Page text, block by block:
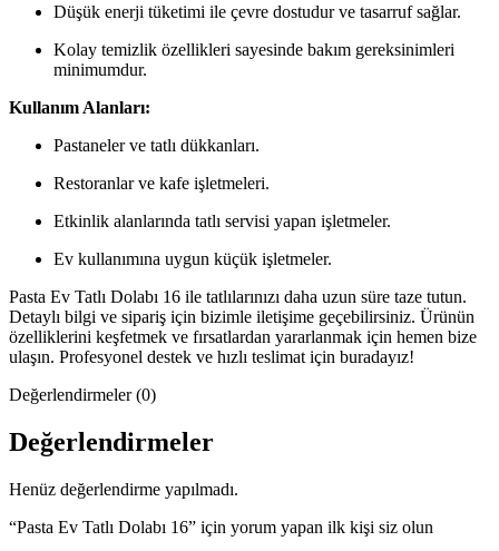
Düşük enerji tüketimi ile çevre dostudur ve tasarruf sağlar.
Kolay temizlik özellikleri sayesinde bakım gereksinimleri
minimumdur.
Kullanım Alanları:
Pastaneler ve tatlı dükkanları.
Restoranlar ve kafe işletmeleri.
Etkinlik alanlarında tatlı servisi yapan işletmeler.
Ev kullanımına uygun küçük işletmeler.
Pasta Ev Tatlı Dolabı 16 ile tatlılarınızı daha uzun süre taze tutun.
Detaylı bilgi ve sipariş için bizimle iletişime geçebilirsiniz. Ürünün
özelliklerini keşfetmek ve fırsatlardan yararlanmak için hemen bize
ulaşın. Profesyonel destek ve hızlı teslimat için buradayız!
Değerlendirmeler (0)
Değerlendirmeler
Henüz değerlendirme yapılmadı.
“Pasta Ev Tatlı Dolabı 16” için yorum yapan ilk kişi siz olun